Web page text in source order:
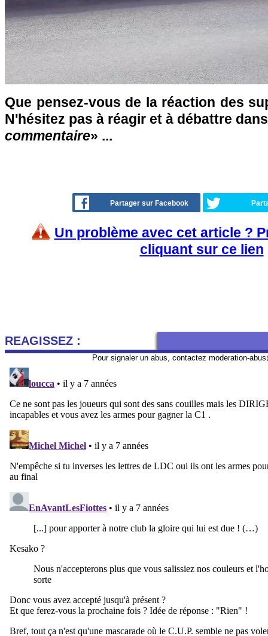
Que pensez-vous de la réaction des
N'hésitez pas à réagir et à débattre
commentaire» ...
Partager sur Facebook
Un problème avec cet article ?
cliquant sur ce lien
REAGISSEZ :
Pour signaler un abus, contactez moderation-